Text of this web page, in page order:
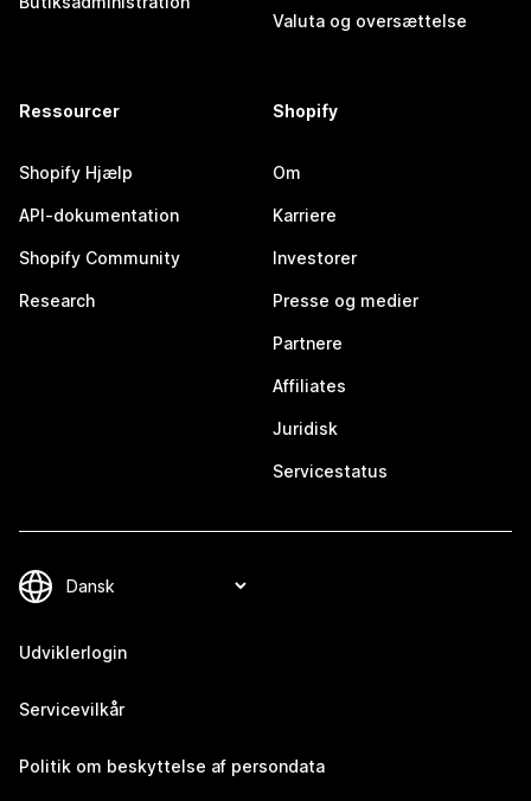
Valuta og oversættelse
Ressourcer
Shopify Hjælp
API-dokumentation
Shopify Community
Research
Shopify
Om
Karriere
Investorer
Presse og medier
Partnere
Affiliates
Juridisk
Servicestatus
Udviklerlogin
Servicevilkår
Politik om beskyttelse af persondata